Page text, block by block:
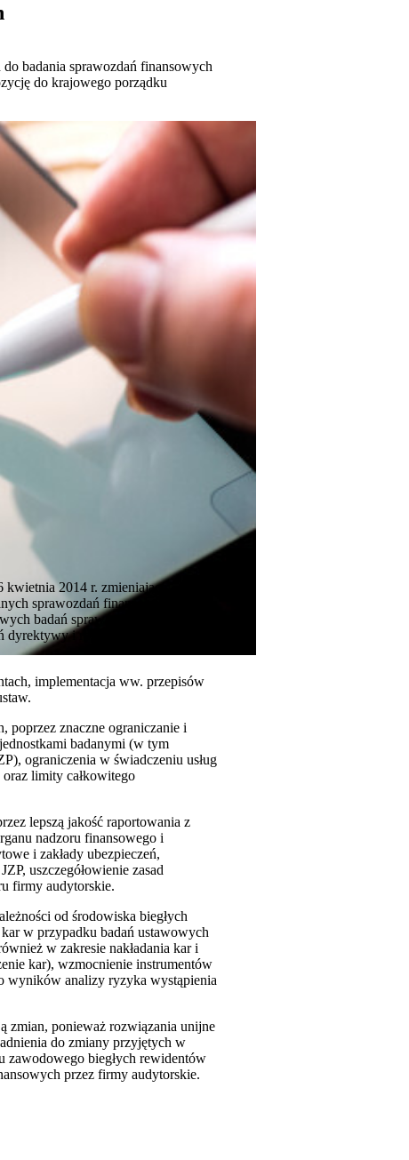
badania sprawozdań finansowych
do krajowego porządku
2014 r. zmieniającej
sprawozdań finansowych oraz
badań sprawozdań finansowych
dyrektywy i rozporządzenia do 17
implementacja ww. przepisów
poprzez znaczne ograniczanie i
badanymi (w tym
ograniczenia w świadczeniu usług
limity całkowitego
lepszą jakość raportowania z
nadzoru finansowego i
i zakłady ubezpieczeń,
uszczegółowienie zasad
firmy audytorskie.
od środowiska biegłych
w przypadku badań ustawowych
w zakresie nakładania kar i
kar), wzmocnienie instrumentów
wyników analizy ryzyka wystąpienia
zmian, ponieważ rozwiązania unijne
do zmiany przyjętych w
zawodowego biegłych rewidentów
przez firmy audytorskie.